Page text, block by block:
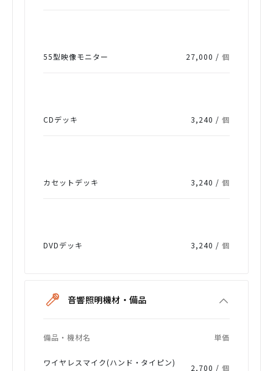
55型映像モニター 27,000 /個
CDデッキ 3,240 /個
カセットデッキ 3,240 /個
DVDデッキ 3,240 /個
音響照明機材・備品
備品・機材名 単価
ワイヤレスマイク(ハンド・タイピン) 2,700 /個